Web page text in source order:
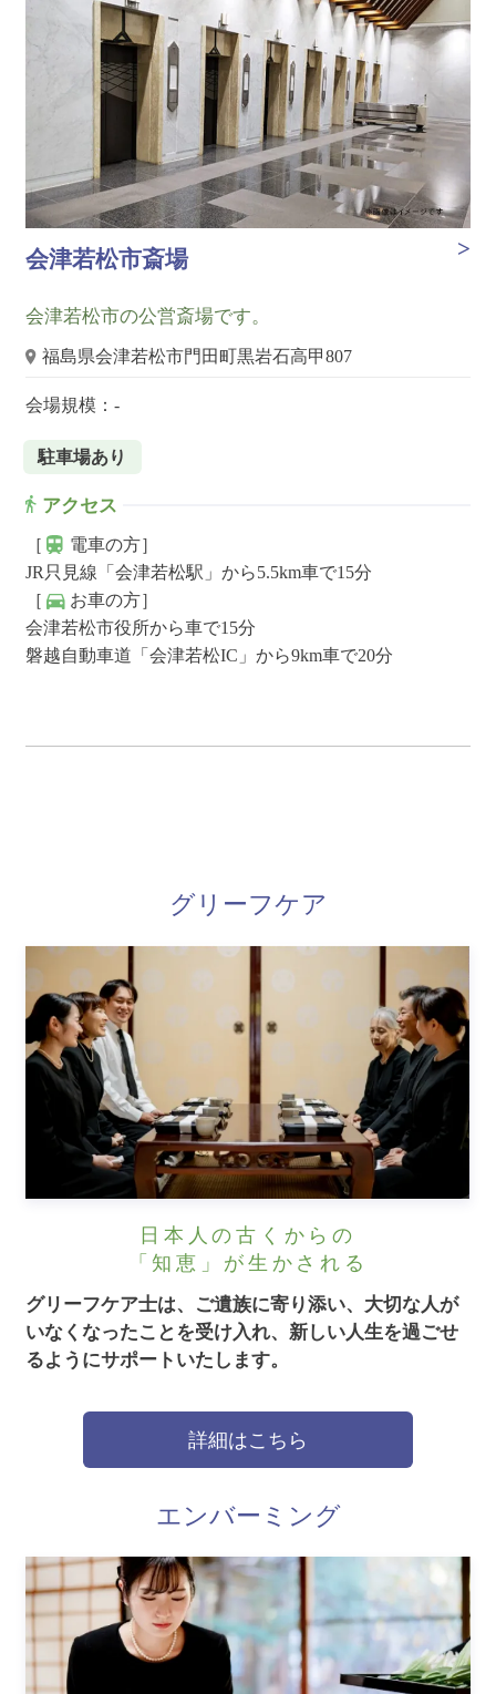
会津若松市斎場
会津若松市の公営斎場です。
福島県会津若松市門田町黒岩石高甲807
会場規模：-
駐車場あり
アクセス
［
電車の方］
JR只見線「会津若松駅」から5.5km車で15分
［
お車の方］
会津若松市役所から車で15分
磐越自動車道「会津若松IC」から9km車で20分
グリーフケア
日本人の古くからの
「知恵」が生かされる
グリーフケア士は、ご遺族に寄り添い、大切な人が
いなくなったことを受け入れ、新しい人生を過ごせ
るようにサポートいたします。
詳細はこちら
エンバーミング